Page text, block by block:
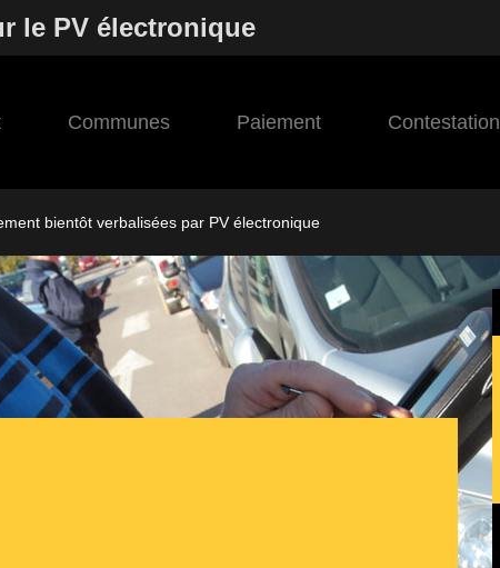
le PV électronique
Communes Paiement Contestation
bientôt verbalisées par PV électronique